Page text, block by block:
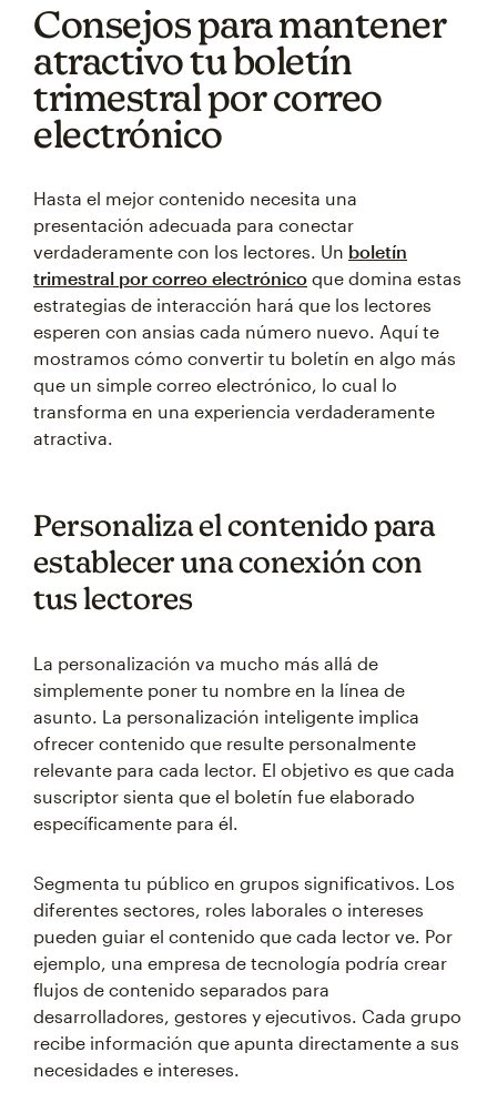
Consejos para mantener
atractivo tu boletín
trimestral por correo
electrónico
Hasta el mejor contenido necesita una
presentación adecuada para conectar
verdaderamente con los lectores. Un boletín
trimestral por correo electrónico que domina estas
estrategias de interacción hará que los lectores
esperen con ansias cada número nuevo. Aquí te
mostramos cómo convertir tu boletín en algo más
que un simple correo electrónico, lo cual lo
transforma en una experiencia verdaderamente
atractiva.
Personaliza el contenido para
establecer una conexión con
tus lectores
La personalización va mucho más allá de
simplemente poner tu nombre en la línea de
asunto. La personalización inteligente implica
ofrecer contenido que resulte personalmente
relevante para cada lector. El objetivo es que cada
suscriptor sienta que el boletín fue elaborado
específicamente para él.
Segmenta tu público en grupos significativos. Los
diferentes sectores, roles laborales o intereses
pueden guiar el contenido que cada lector ve. Por
ejemplo, una empresa de tecnología podría crear
flujos de contenido separados para
desarrolladores, gestores y ejecutivos. Cada grupo
recibe información que apunta directamente a sus
necesidades e intereses.